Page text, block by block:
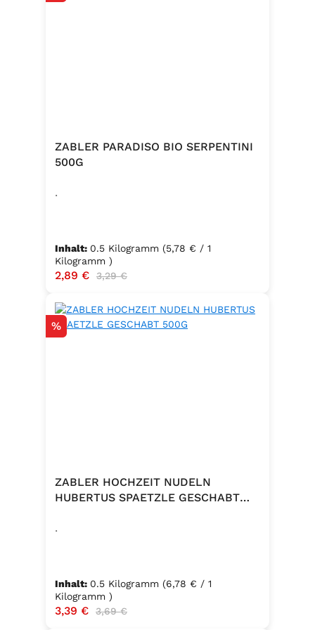
ZABLER PARADISO BIO SERPENTINI
500G
.
Inhalt: 0.5 Kilogramm (5,78 € / 1
Kilogramm )
Verkaufspreis:
2,89 € Regulärer Preis:
3,29 €
Rabatt
%
ZABLER HOCHZEIT NUDELN
HUBERTUS SPAETZLE GESCHABT
.
Inhalt: 0.5 Kilogramm (6,78 € / 1
Kilogramm )
Verkaufspreis:
3,39 € Regulärer Preis:
3,69 €